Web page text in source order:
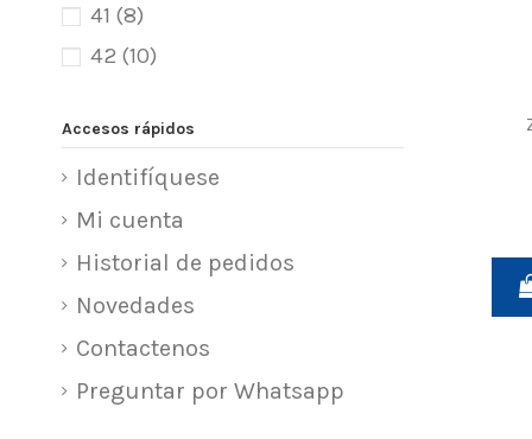
41 (8)
42 (10)
Accesos rápidos
Identifíquese
Mi cuenta
Historial de pedidos
Novedades
Contactenos
Preguntar por Whatsapp